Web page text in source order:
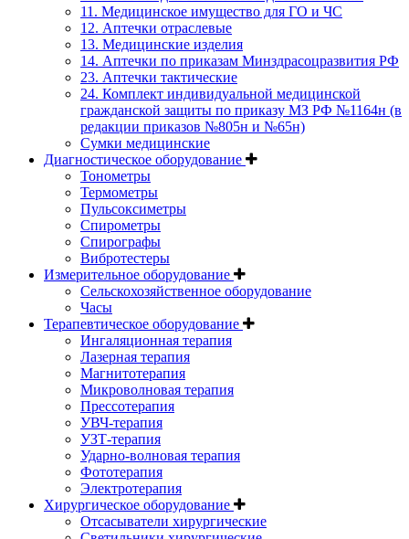
11. Медицинское имущество для ГО и ЧС
12. Аптечки отраслевые
13. Медицинские изделия
14. Аптечки по приказам Минздрасоцразвития РФ
23. Аптечки тактические
24. Комплект индивидуальной медицинской
гражданской защиты по приказу МЗ РФ №1164н (в
редакции приказов №805н и №65н)
Сумки медицинские
Диагностическое оборудование
Тонометры
Термометры
Пульсоксиметры
Спирометры
Спирографы
Вибротестеры
Измерительное оборудование
Сельскохозяйственное оборудование
Часы
Терапевтическое оборудование
Ингаляционная терапия
Лазерная терапия
Магнитотерапия
Микроволновая терапия
Прессотерапия
УВЧ-терапия
УЗТ-терапия
Ударно-волновая терапия
Фототерапия
Электротерапия
Хирургическое оборудование
Отсасыватели хирургические